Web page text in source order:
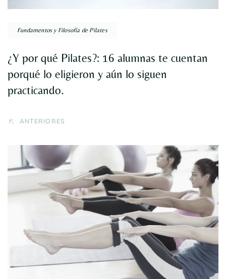
Fundamentos y Filosofía de Pilates
¿Y por qué Pilates?: 16 alumnas te cuentan
porqué lo eligieron y aún lo siguen
practicando.
ANTERIORES